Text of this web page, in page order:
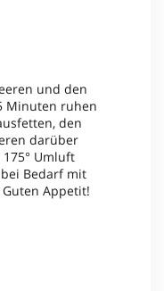
und den
Minuten ruhen
den
darüber
Umluft
Bedarf mit
Appetit!